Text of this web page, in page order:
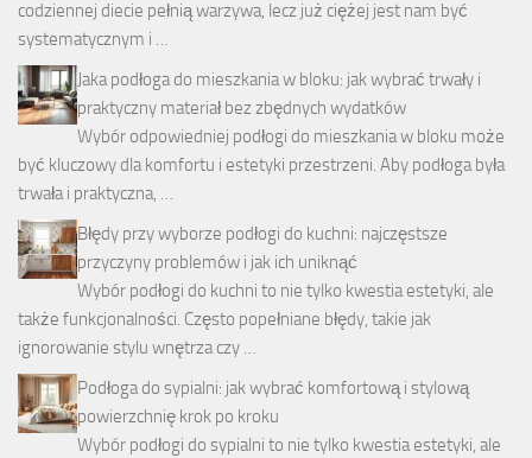
codziennej diecie pełnią warzywa, lecz już ciężej jest nam być
systematycznym i …
Jaka podłoga do mieszkania w bloku: jak wybrać trwały i
praktyczny materiał bez zbędnych wydatków
Wybór odpowiedniej podłogi do mieszkania w bloku może
być kluczowy dla komfortu i estetyki przestrzeni. Aby podłoga była
trwała i praktyczna, …
Błędy przy wyborze podłogi do kuchni: najczęstsze
przyczyny problemów i jak ich uniknąć
Wybór podłogi do kuchni to nie tylko kwestia estetyki, ale
także funkcjonalności. Często popełniane błędy, takie jak
ignorowanie stylu wnętrza czy …
Podłoga do sypialni: jak wybrać komfortową i stylową
powierzchnię krok po kroku
Wybór podłogi do sypialni to nie tylko kwestia estetyki, ale